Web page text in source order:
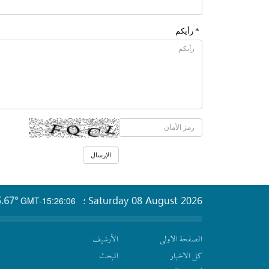
* رأیکم
GMT-15:26:06 Saturday 08 August 2026 ؛
الصفحة الاولى
كل الاخبار
الأرشیف
البحث